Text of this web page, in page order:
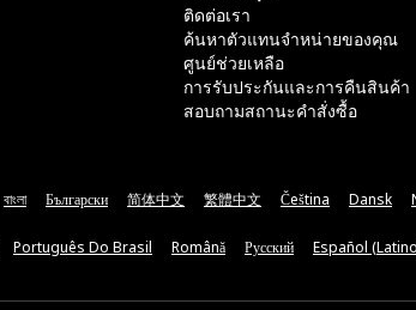
ติดต่อเรา
ค้นหาตัวแทนจำหน่ายของคุณ
ศูนย์ช่วยเหลือ
การรับประกันและการคืนสินค้า
สอบถามสถานะคำสั่งซื้อ
বাংলা Български 简体中文 繁體中文 Čeština Dansk
Português Do Brasil Română Русский Español